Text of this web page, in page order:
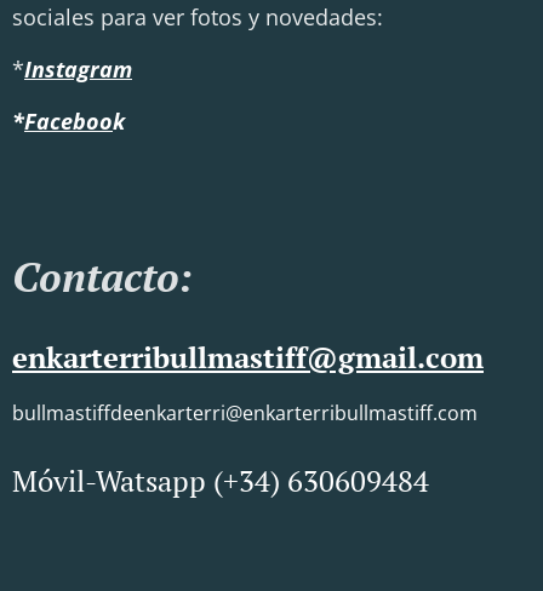
sociales para ver fotos y novedades:
*Instagram
*Facebook
Contacto:
enkarterribullmastiff@gmail.com
bullmastiffdeenkarterri@enkarterribullmastiff.com
Móvil-Watsapp (+34) 630609484